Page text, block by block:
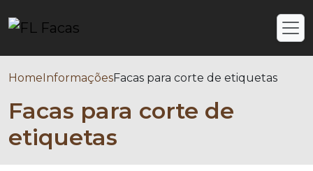
HomeInformaçõesFacas para corte de etiquetas
Facas para corte de
etiquetas